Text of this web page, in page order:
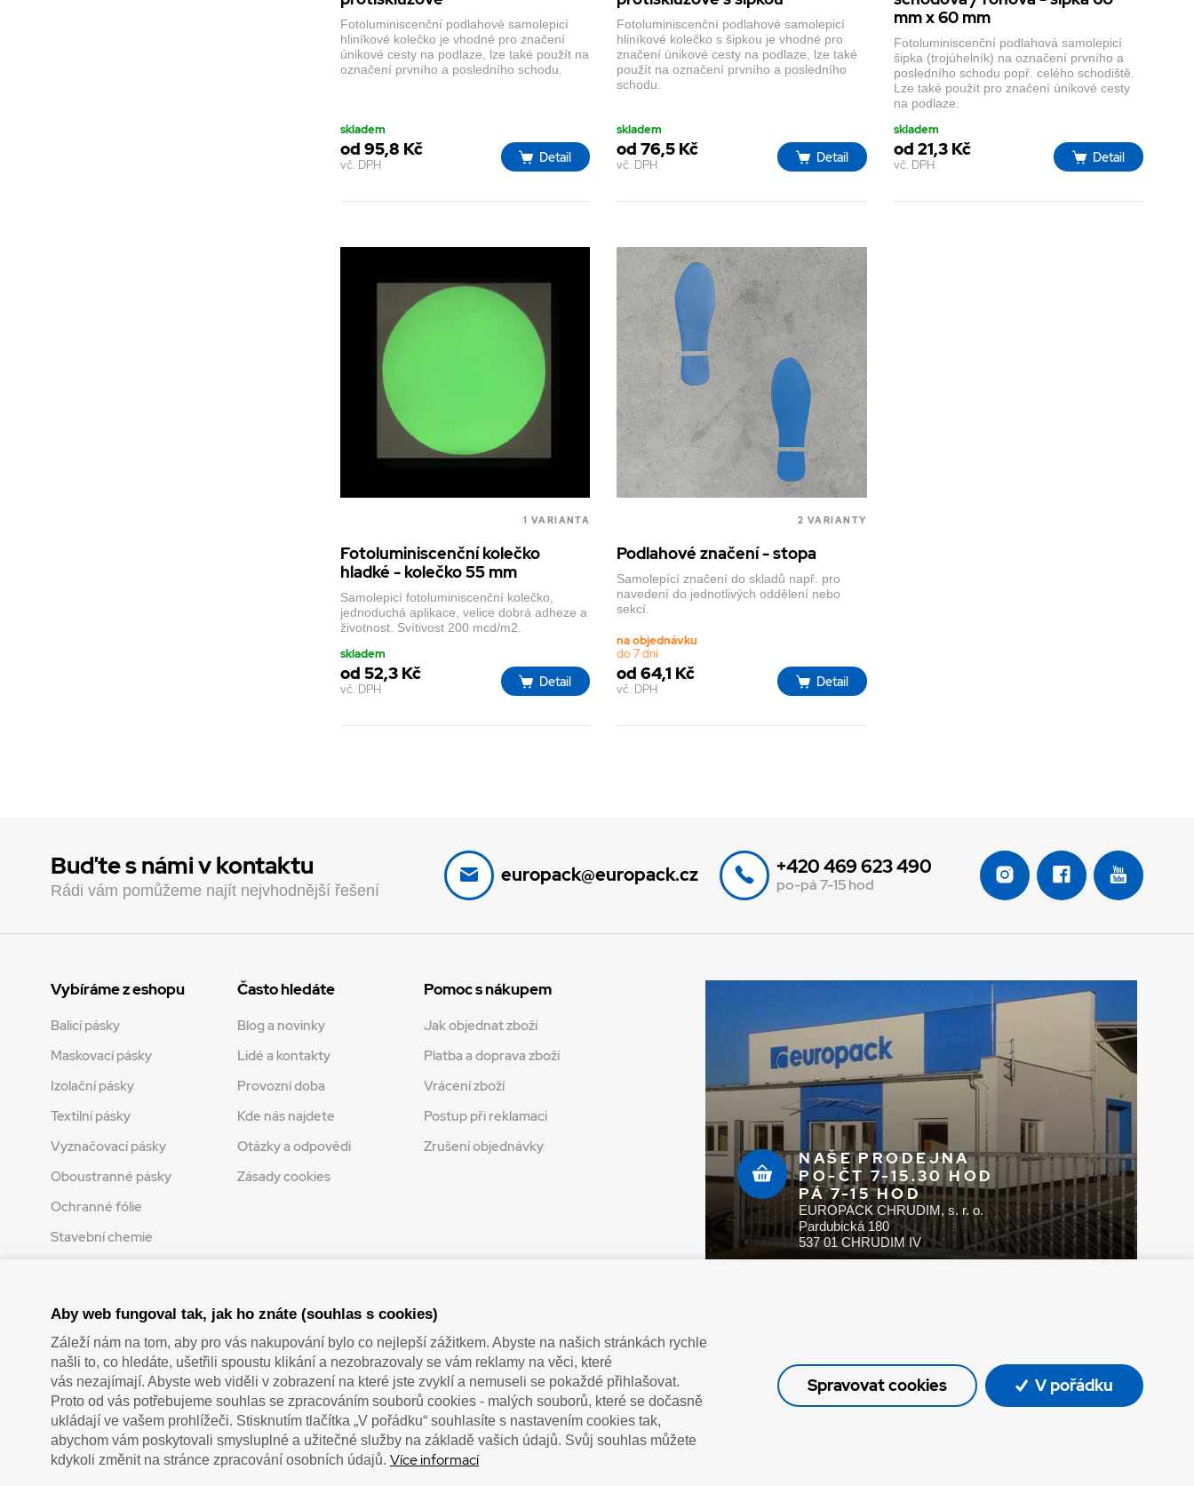
Fotoluminiscenční podlahové samolepicí
hliníkové kolečko je vhodné pro značení
únikové cesty na podlaze, lze také použít na
označení prvního a posledního schodu.
skladem
od 95,8 Kč
vč. DPH Detail
Fotoluminiscenční podlahové samolepicí
hliníkové kolečko s šipkou je vhodné pro
značení únikové cesty na podlaze, lze také
použít na označení prvního a posledního
schodu.
skladem
od 76,5 Kč
vč. DPH Detail
mm x 60 mm
Fotoluminiscenční podlahová samolepicí
šipka (trojúhelník) na označení prvního a
posledního schodu popř. celého schodiště.
Lze také použít pro značení únikové cesty
na podlaze.
skladem
od 21,3 Kč
vč. DPH Detail
1 VARIANTA
Fotoluminiscenční kolečko
hladké - kolečko 55 mm
Samolepicí fotoluminiscenční kolečko,
jednoduchá aplikace, velice dobrá adheze a
životnost. Svítivost 200 mcd/m2.
skladem
od 52,3 Kč
vč. DPH Detail
2 VARIANTY
Podlahové značení - stopa
Samolepící značení do skladů např. pro
navedení do jednotlivých oddělení nebo
sekcí.
na objednávku
do 7 dní
od 64,1 Kč
vč. DPH Detail
Buďte s námi v kontaktu
Rádi vám pomůžeme najít nejvhodnější řešení
europack@europack.cz +420 469 623 490
po-pá 7-15 hod
Vybíráme z eshopu
Balicí pásky
Maskovací pásky
Izolační pásky
Textilní pásky
Vyznačovací pásky
Oboustranné pásky
Ochranné fólie
Stavební chemie
Často hledáte
Blog a novinky
Lidé a kontakty
Provozní doba
Kde nás najdete
Otázky a odpovědi
Zásady cookies
Pomoc s nákupem
Jak objednat zboží
Platba a doprava zboží
Vrácení zboží
Postup při reklamaci
Zrušení objednávky
NAŠE PRODEJNA
PO-ČT 7-15.30 HOD
PÁ 7-15 HOD
EUROPACK CHRUDIM, s. r. o.
Pardubická 180
537 01 CHRUDIM IV
Aby web fungoval tak, jak ho znáte (souhlas s cookies)
Záleží nám na tom, aby pro vás nakupování bylo co nejlepší zážitkem. Abyste na našich stránkách rychle
našli to, co hledáte, ušetřili spoustu klikání a nezobrazovaly se vám reklamy na věci, které
vás nezajímají. Abyste web viděli v zobrazení na které jste zvyklí a nemuseli se pokaždé přihlašovat.
Proto od vás potřebujeme souhlas se zpracováním souborů cookies - malých souborů, které se dočasně
ukládají ve vašem prohlížeči. Stisknutím tlačítka „V pořádku“ souhlasíte s nastavením cookies tak,
abychom vám poskytovali smysluplné a užitečné služby na základě vašich údajů. Svůj souhlas můžete
kdykoli změnit na stránce zpracování osobních údajů. Více informací
Spravovat cookies V pořádku